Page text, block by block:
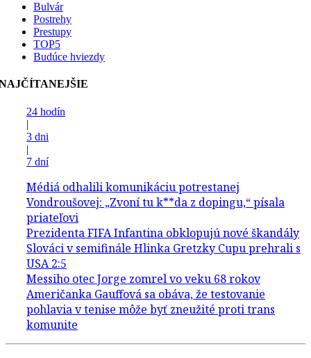
Bulvár
Postrehy
Prestupy
TOP5
Budúce hviezdy
24 hodín
|
3 dni
|
7 dní